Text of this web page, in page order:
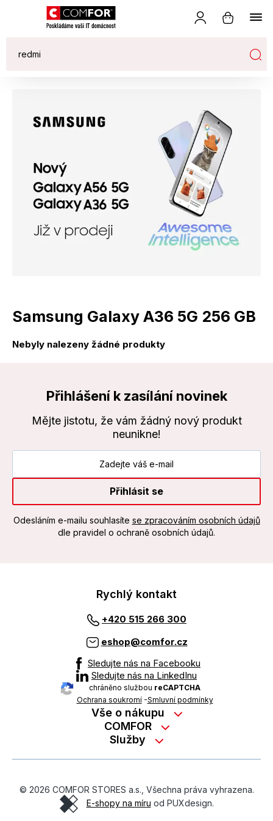
Samsung Galaxy A36 5G 256 GB
Nebyly nalezeny žádné produkty
Přihlášení k zasílání novinek
Mějte jistotu, že vám žádný nový produkt
neunikne!
Přihlásit se
Odesláním e-mailu souhlasíte se zpracováním osobních údajů
dle pravidel o ochraně osobních údajů.
Rychlý kontakt
+420 515 266 300
eshop@comfor.cz
Sledujte nás na Facebooku
Sledujte nás na LinkedInu
chráněno službou reCAPTCHA
Ochrana soukromí-Smluvní podmínky
Vše o nákupu
Nákup na splátky
Možnosti platby
Obchodní podmínky
Ochrana osobních údajů
COMFOR
Kontakty
Kariéra
O revimarketu
Služby
On-line podpora
© 2026 COMFOR STORES a.s., Všechna práva vyhrazena.
E-shopy na míru od PUXdesign.